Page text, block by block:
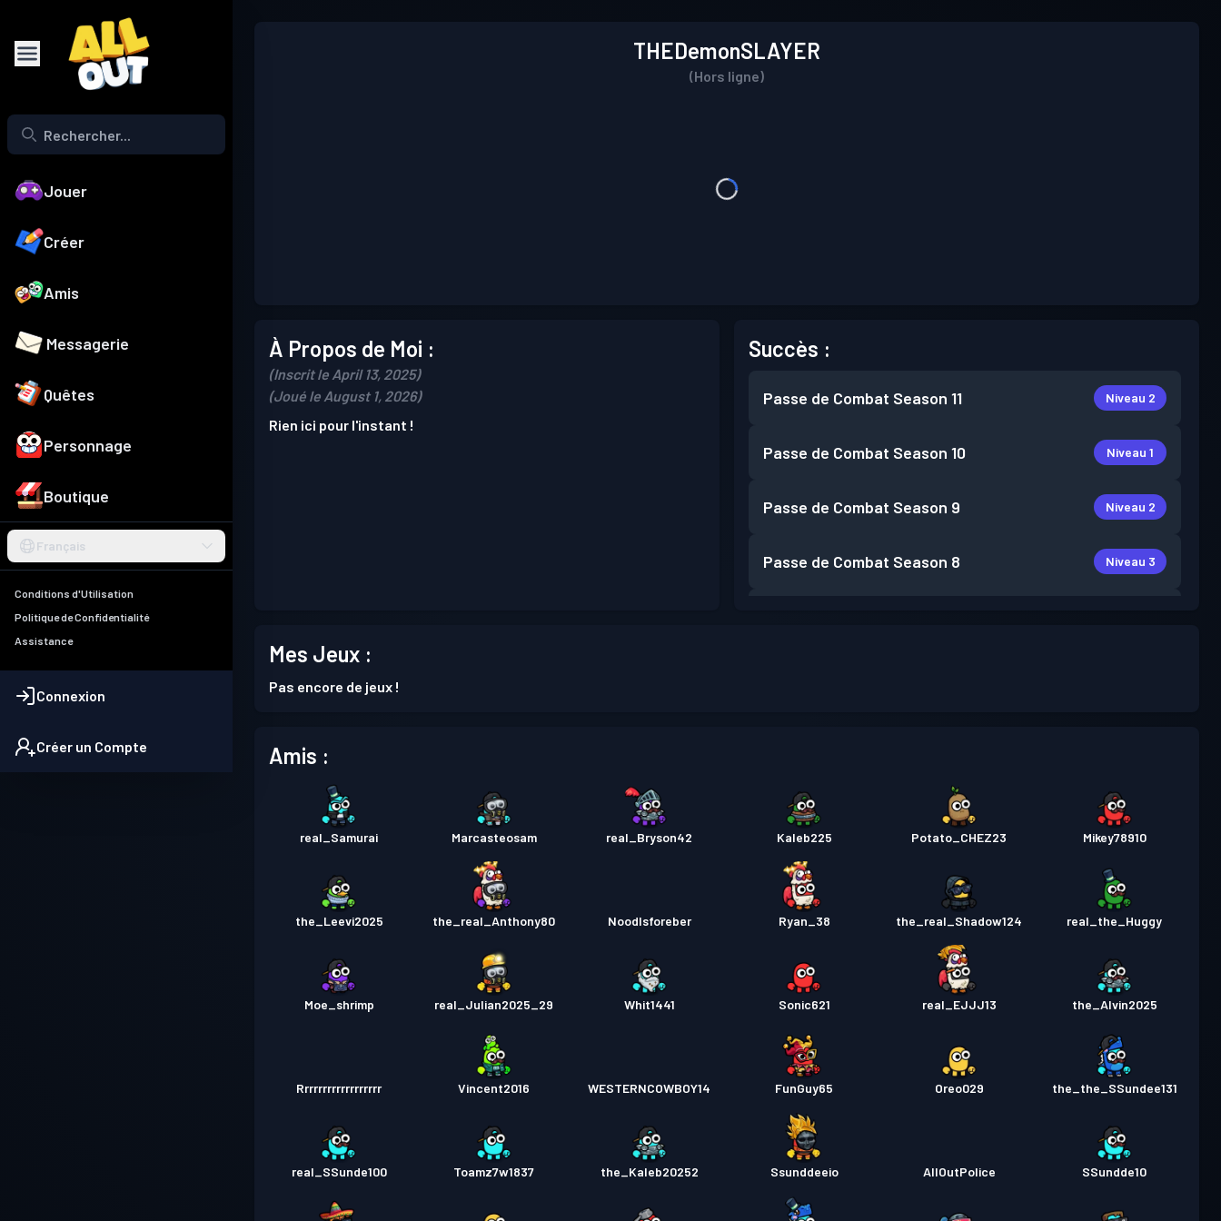
Jouer
Créer
Amis
Messagerie
Quêtes
Personnage
Boutique
Français
Conditions d'Utilisation
Politique de Confidentialité
Assistance
Connexion
Créer un Compte
THEDemonSLAYER
(Hors ligne)
À Propos de Moi :
(Inscrit le April 13, 2025)
(Joué le August 1, 2026)
Rien ici pour l'instant !
Succès :
Passe de Combat Season 11 Niveau 2
Passe de Combat Season 10 Niveau 1
Passe de Combat Season 9 Niveau 2
Passe de Combat Season 8 Niveau 3
Passe de Combat Season 4 Niveau 3
Mes Jeux :
Pas encore de jeux !
Amis :
real_Samurai Marcasteosam real_Bryson42 Kaleb225 Potato_CHEZ23 Mikey78910
the_Leevi2025 the_real_Anthony80 Noodlsforeber Ryan_38 the_real_Shadow124 real_the_Huggy
Moe_shrimp real_Julian2025_29 Whit1441 Sonic621 real_EJJJ13 the_Alvin2025
Rrrrrrrrrrrrrrrrrr Vincent2016 WESTERNCOWBOY14 FunGuy65 Oreo029 the_the_SSundee131
real_SSunde100 Toamz7w1837 the_Kaleb20252 Ssunddeeio AllOutPolice SSundde10